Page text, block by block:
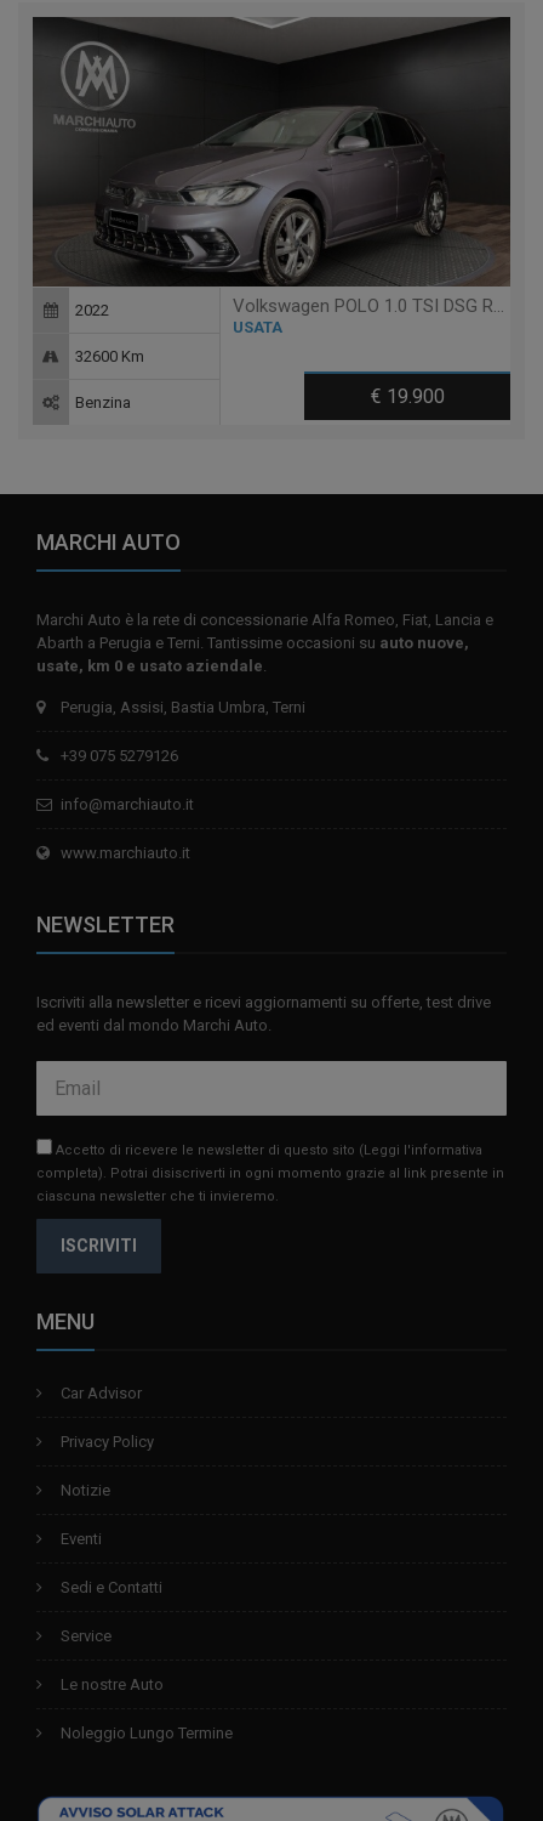
Volkswagen POLO 1.0 TSI DSG R-LINE
USATA
€ 19.900
2022
32600 Km
Benzina
MARCHI AUTO
Marchi Auto è la rete di concessionarie Alfa Romeo, Fiat, Lancia e
Abarth a Perugia e Terni. Tantissime occasioni su auto nuove,
usate, km 0 e usato aziendale
Perugia, Assisi, Bastia Umbra, Terni
+39 075 5279126
info@marchiauto.it
www.marchiauto.it
NEWSLETTER
Iscriviti alla newsletter e ricevi aggiornamenti su offerte, test drive
ed eventi dal mondo Marchi Auto.
Accetto di ricevere le newsletter di questo sito (Leggi l'informativa
completa). Potrai disiscriverti in ogni momento grazie al link presente in
ciascuna newsletter che ti invieremo.
ISCRIVITI
MENU
Car Advisor
Privacy Policy
Notizie
Eventi
Sedi e Contatti
Service
Le nostre Auto
Noleggio Lungo Termine